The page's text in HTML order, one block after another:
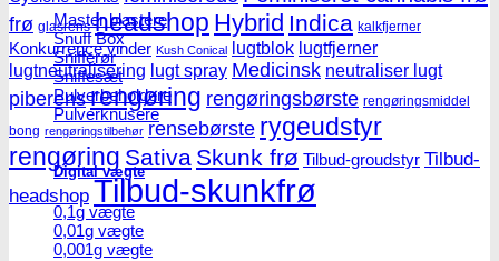
Master blastere
Snuff Box
Snifferør
Sniffesæt
Pulverbeholdere
Pulverknusere
Digital vægte
0,1g vægte
0,01g vægte
0,001g vægte
frø glasrens headshop Hybrid Indica kalkfjerner
Konkurrence vinder Kush Conical lugtblok lugtfjerner
lugtneutralisering lugt spray Medicinsk neutraliser lugt
piberens rengøring rengøringsbørste rengøringsmiddel
bong rengøringstilbehør rensebørste rygeudstyr
rengøring Sativa Skunk frø Tilbud-groudstyr Tilbud-
headshop Tilbud-skunkfrø